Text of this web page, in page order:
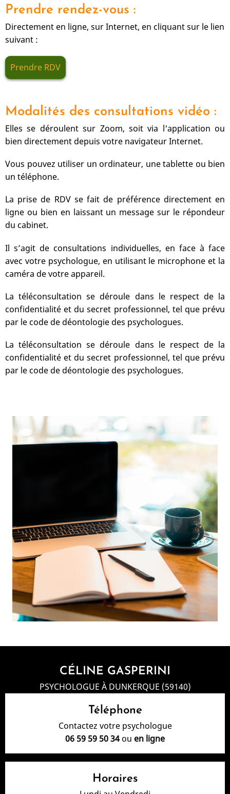
Prendre rendez-vous :
Directement en ligne, sur Internet, en cliquant sur le lien
suivant :
Prendre RDV
Modalités des consultations vidéo :
Elles se déroulent sur Zoom, soit via l'application ou
bien directement depuis votre navigateur Internet.
Vous pouvez utiliser un ordinateur, une tablette ou bien
un téléphone.
La prise de RDV se fait de préférence directement en
ligne ou bien en laissant un message sur le répondeur
du cabinet.
Il s’agit de consultations individuelles, en face à face
avec votre psychologue, en utilisant le microphone et la
caméra de votre appareil.
La téléconsultation se déroule dans le respect de la
confidentialité et du secret professionnel, tel que prévu
par le code de déontologie des psychologues.
La téléconsultation se déroule dans le respect de la
confidentialité et du secret professionnel, tel que prévu
par le code de déontologie des psychologues.
CÉLINE GASPERINI
PSYCHOLOGUE À DUNKERQUE (59140)
Téléphone
Contactez votre psychologue
06 59 59 50 34ou en ligne
Horaires